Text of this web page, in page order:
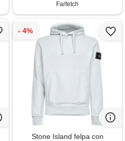
Farfetch
Stone Island felpa con